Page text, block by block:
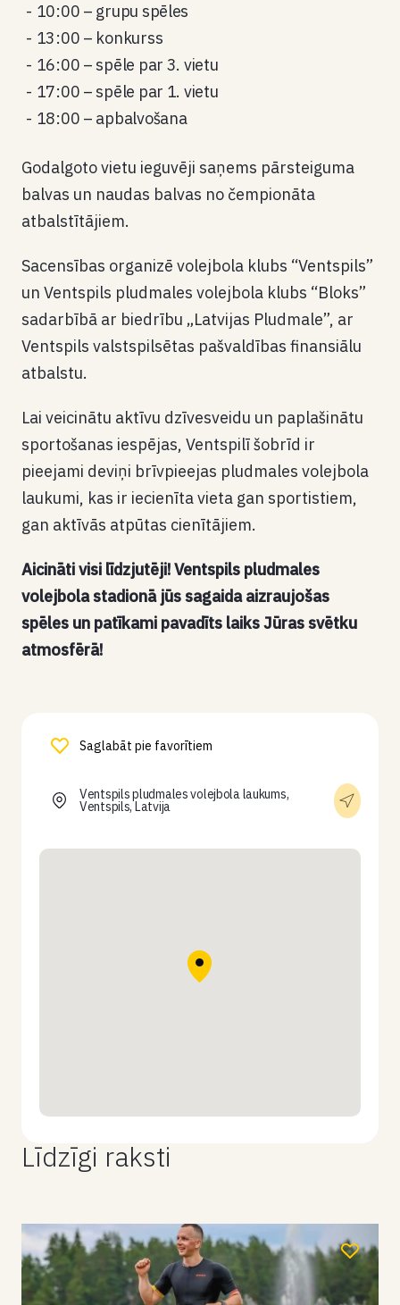
10:00 – grupu spēles
13:00 – konkurss
16:00 – spēle par 3. vietu
17:00 – spēle par 1. vietu
18:00 – apbalvošana
Godalgoto vietu ieguvēji saņems pārsteiguma
balvas un naudas balvas no čempionāta
atbalstītājiem.
Sacensības organizē volejbola klubs “Ventspils”
un Ventspils pludmales volejbola klubs “Bloks”
sadarbībā ar biedrību „Latvijas Pludmale”, ar
Ventspils valstspilsētas pašvaldības finansiālu
atbalstu.
Lai veicinātu aktīvu dzīvesveidu un paplašinātu
sportošanas iespējas, Ventspilī šobrīd ir
pieejami deviņi brīvpieejas pludmales volejbola
laukumi, kas ir iecienīta vieta gan sportistiem,
gan aktīvās atpūtas cienītājiem.
Aicināti visi līdzjutēji! Ventspils pludmales
volejbola stadionā jūs sagaida aizraujošas
spēles un patīkami pavadīts laiks Jūras svētku
atmosfērā!
Saglabāt pie favorītiem
Ventspils pludmales volejbola laukums,
Ventspils, Latvija
Līdzīgi raksti